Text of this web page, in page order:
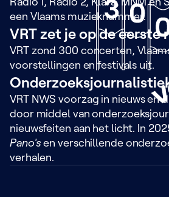
een Vlaams muzieknummer.
VRT zet je op de eerste
VRT zond 300 concerten,
voorstellingen en festivals uit.
VRT NWS voorzag in nieuws en
door middel van
nieuwsfeiten aan het licht. In
Pano'sen verschillende
verhalen.